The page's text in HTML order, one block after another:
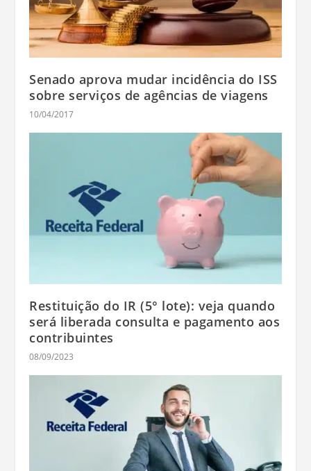
Senado aprova mudar incidência do ISS
sobre serviços de agências de viagens
10/04/2017
Restituição do IR (5° lote): veja quando
será liberada consulta e pagamento aos
contribuintes
08/09/2023